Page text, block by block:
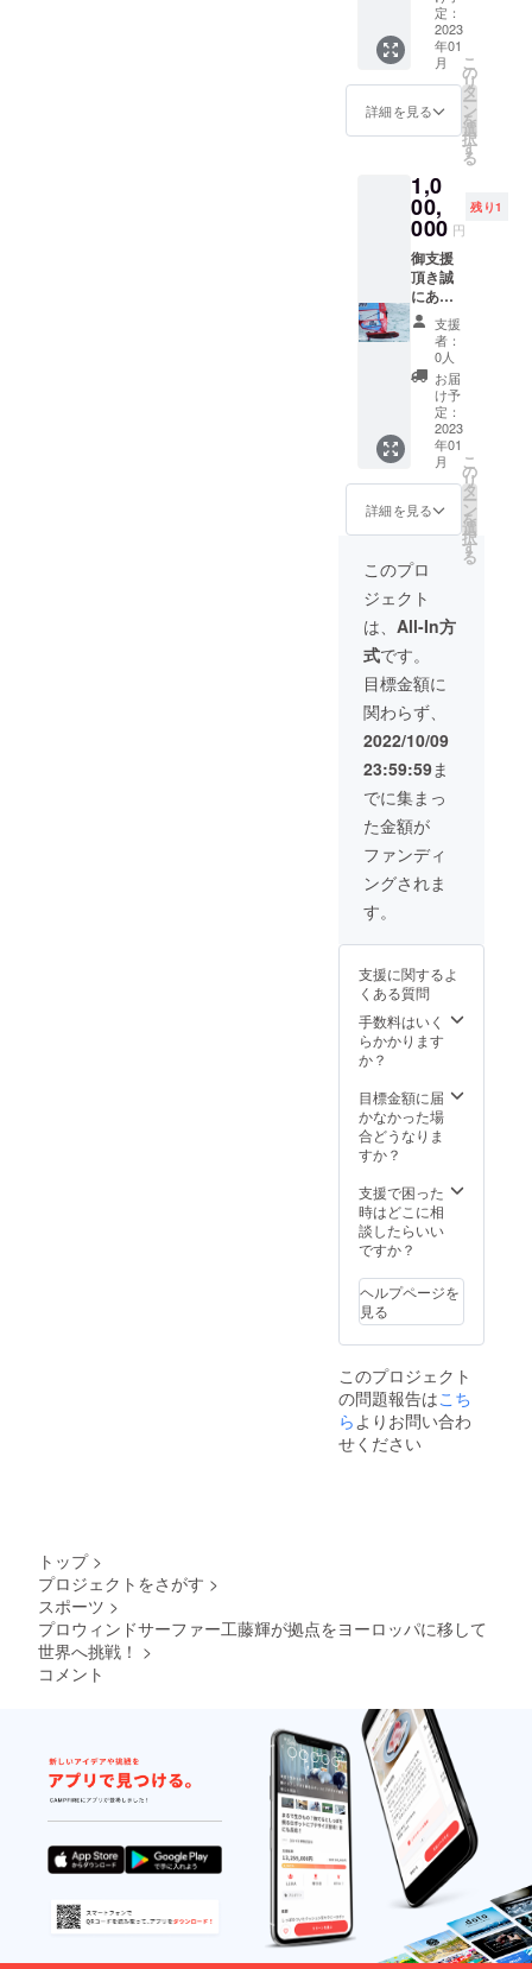
で郵送
先をご
連絡さ
せてい
ただ
き、郵
送いた
ます。
2. ト
レーニ
ング報
告会の
ご招待
3. 特製T
シャツ
（ライ
トグ
レーま
たはラ
イトピ
ンク) 4.
特製
パー
カー (グ
レー) 5.
限定動
こちら
になり
ます。
1. セイ
ルでの
企業ロ
ゴの掲
テッ
カー(中)
- 縦
15cm x
横
45cm相
当） *ス
テッ
カーに
ついて
は、
メール
で郵送
先をご
連絡さ
せてい
ただ
き、郵
送いた
となり
ます。
2. ト
レーニ
ング報
告会の
ご招待
3. 特製T
シャツ
（ライ
トグ
レーま
たはラ
イトピ
ンク) 4.
特製
パー
カー (グ
画配信
定：
2023
年01
月
詳細を見る
こ
の
リ
タ
ー
ン
を
選
択
す
る
1,0
00,
000 円
残り1
御支援
頂き誠
にあり
がとう
ござい
ます。
感謝の
気持ち
のリ
ターン
品はこ
ちらに
なりま
す。 1.
セイル
業ロゴ
の掲
載
（ス
テッ
カー(大)
- 縦
25cm x
横
60cm相
当） *ス
テッ
カーに
ついて
は、
メール
で郵送
先をご
ただ
送いた
だく形
となり
ます。
ング報
告会の
ご招待
（ライ
トグ
レーま
たはラ
ンク) 4.
特製
パー
カー (グ
限定動
画配信
支援
者：
0人
お届
け予
定：
2023
年01
月
詳細を見る
こ
の
リ
タ
ー
ン
を
選
択
す
る
このプロ
ジェクト
は、 All-In方
式です。
目標金額に
関わらず、
2022/10/09
23:59:59ま
でに集まっ
た金額が
ファンディ
ングされま
す。
支援に関するよ
くある質問
手数料はいく
らかかります
か？
目標金額に届
かなかった場
合どうなりま
すか？
支援で困った
時はどこに相
談したらいい
ですか？
ヘルプページを
見る
このプロジェクト
の問題報告はこち
らよりお問い合わ
せください
トップ >
プロジェクトをさがす >
スポーツ >
プロウィンドサーファー工藤輝が拠点をヨーロッパに移して
世界へ挑戦！ >
コメント